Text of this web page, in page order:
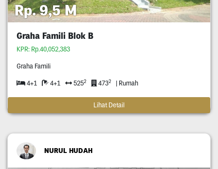
Rp. 9,5 M
Graha Famili Blok B
KPR: Rp.40,052,383
Graha Famili
4+1 4+1 5252 4732 | Rumah
Lihat Detail
NURUL HUDAH